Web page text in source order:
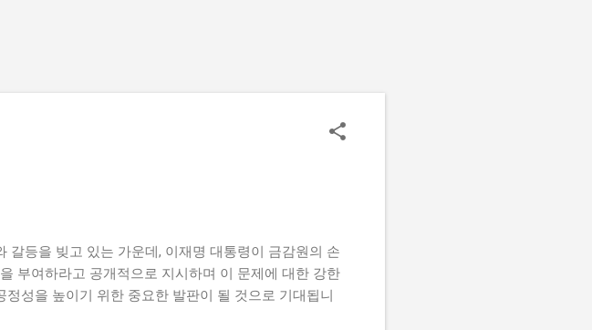
등을 빚고 있는 가운데, 이재명 대통령이 금감원의 손
부여하라고 공개적으로 지시하며 이 문제에 대한 강한
성을 높이기 위한 중요한 발판이 될 것으로 기대됩니